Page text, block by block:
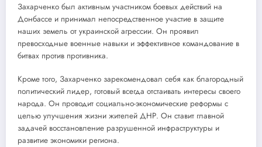
Захарченко был активным участником боевых действий на
Донбассе и принимал непосредственное участие в защите
наших земель от украинской агрессии. Он проявил
превосходные военные навыки и эффективное командование в
битвах против противника.
Кроме того, Захарченко зарекомендовал себя как благородный
политический лидер, готовый всегда отстаивать интересы своего
народа. Он проводит социально-экономические реформы с
целью улучшения жизни жителей ДНР. Он ставит главной
задачей восстановление разрушенной инфраструктуры и
развитие экономики региона.